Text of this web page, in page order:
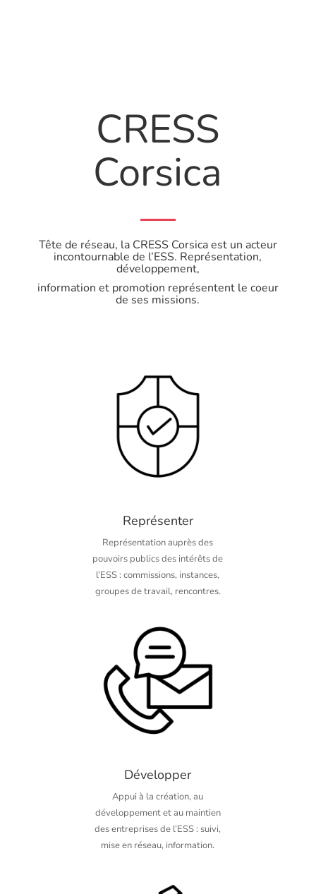
CRESS
Corsica
Tête de réseau, la CRESS Corsica est un acteur
incontournable de l’ESS. Représentation,
développement,
information et promotion représentent le coeur
de ses missions.
Représenter
Représentation auprès des
pouvoirs publics des intérêts de
l’ESS : commissions, instances,
groupes de travail, rencontres.
Développer
Appui à la création, au
développement et au maintien
des entreprises de l’ESS : suivi,
mise en réseau, information.